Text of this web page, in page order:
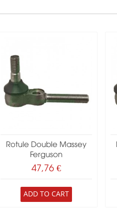
Rotule Double Massey
Ferguson
47,76 €
ADD TO CART